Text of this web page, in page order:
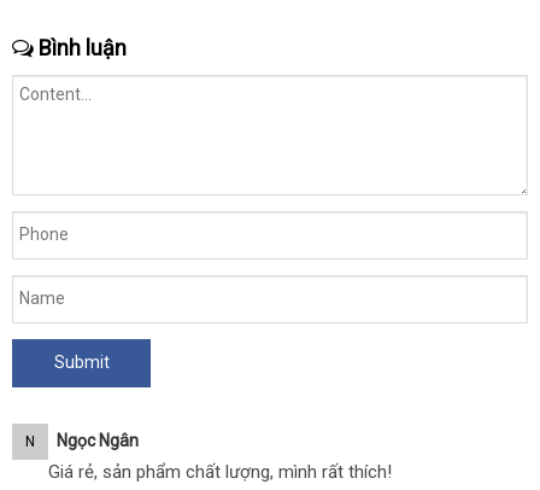
Bình luận
N Ngọc Ngân
Giá rẻ, sản phẩm chất lượng, mình rất thích!